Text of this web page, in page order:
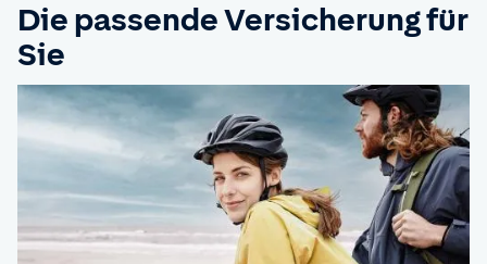
Die passende Versicherung für
Sie